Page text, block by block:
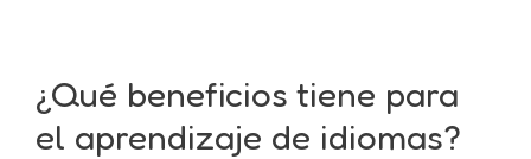
¿Qué beneficios tiene para
el aprendizaje de idiomas?